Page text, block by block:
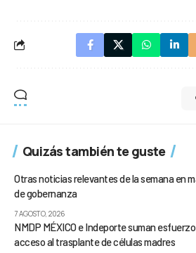
Quizás también te guste
Otras noticias relevantes de la semana en
de gobernanza
7 AGOSTO, 2026
NMDP MÉXICO e Indeporte suman
acceso al trasplante de células madres